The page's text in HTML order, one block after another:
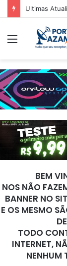
Ultimas
BEM
NOS NÃO
BANNER NO
E OS MESMO
TODO
INTERNET,
NENHUM